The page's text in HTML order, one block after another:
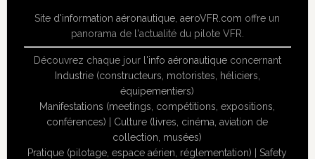
Site d'information aéronautique,aeroVFR.com offre un
panorama de l'actualité du pilote VFR.
Découvrez chaque jour l'info aéronautiqueconcernant
Industrie (constructeurs, motoristes, héliciers,
équipementiers)
Manifestations (meetings, compétitions, expositions,
conférences)
Culture (livres, cinéma, aviation de
collection, musées)
Pratique (pilotage, espace aérien, réglementation) |Safety